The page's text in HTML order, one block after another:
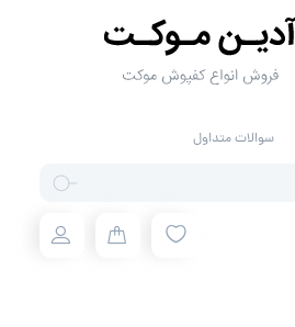
سوالات متداول